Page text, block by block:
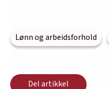
Lønn og arbeidsforhold
Del artikkel